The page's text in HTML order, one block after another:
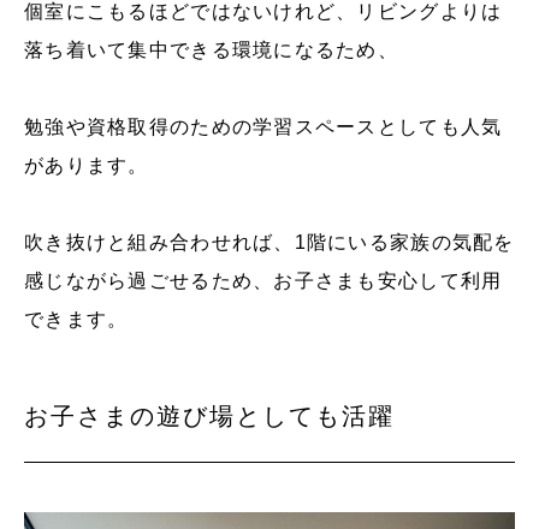
個室にこもるほどではないけれど、リビングよりは
落ち着いて集中できる環境になるため、
勉強や資格取得のための学習スペースとしても人気
があります。
吹き抜けと組み合わせれば、1階にいる家族の気配を
感じながら過ごせるため、お子さまも安心して利用
できます。
お子さまの遊び場としても活躍